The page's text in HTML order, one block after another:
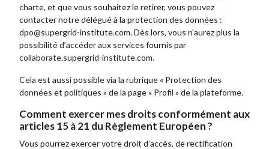
charte, et que vous souhaitez le retirer, vous pouvez
contacter notre délégué à la protection des données :
dpo@supergrid-institute.com. Dès lors, vous n'aurez plus la
possibilité d’accéder aux services fournis par
collaborate.supergrid-institute.com.
Cela est aussi possible via la rubrique « Protection des
données et politiques » de la page « Profil » de la plateforme.
Comment exercer mes droits conformément aux
articles 15 à 21 du Règlement Européen ?
Vous pourrez exercer votre droit d’accès, de rectification